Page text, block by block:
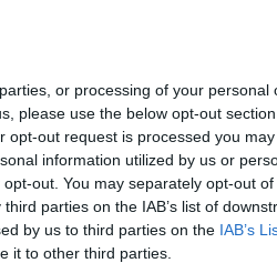
or processing of your personal
please use the below opt-out
opt-out request is processed you may
information utilized by us or
out. You may separately opt-out of
parties on the IAB’s list of
by us to third parties on the IAB’s
it to other third parties.
Sondaj